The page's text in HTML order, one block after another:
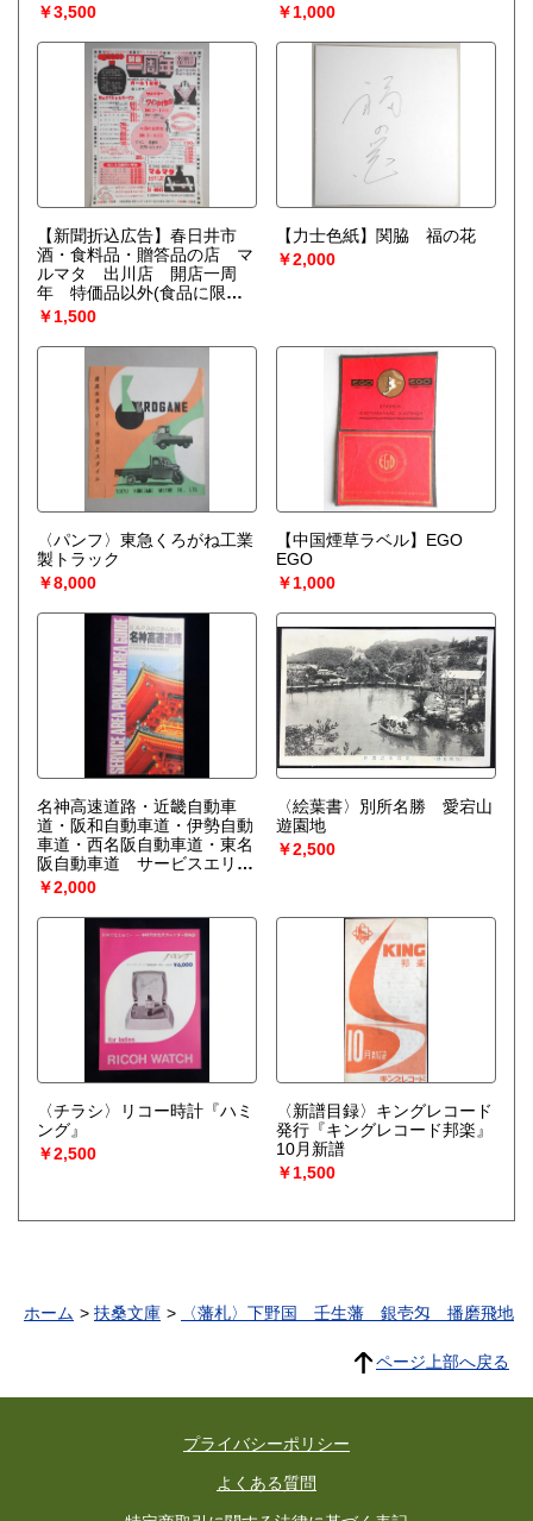
￥3,500
￥1,000
【新聞折込広告】春日井市
酒・食料品・贈答品の店 マ
ルマタ 出川店 開店一周
年 特価品以外(食品に限り)
オール1割引!
￥1,500
【力士色紙】関脇 福の花
￥2,000
〈パンフ〉東急くろがね工業
製トラック
￥8,000
【中国煙草ラベル】EGO
EGO
￥1,000
名神高速道路・近畿自動車
道・阪和自動車道・伊勢自動
車道・西名阪自動車道・東名
阪自動車道 サービスエリ
ア・パーキングエリアのごあ
んない
￥2,000
〈絵葉書〉別所名勝 愛宕山
遊園地
￥2,500
〈チラシ〉リコー時計『ハミ
ング』
￥2,500
〈新譜目録〉キングレコード
発行『キングレコード邦楽』
10月新譜
￥1,500
ホーム 扶桑文庫 〈藩札〉下野国 壬生藩 銀壱匁 播磨飛地
ページ上部へ戻る
プライバシーポリシー
よくある質問